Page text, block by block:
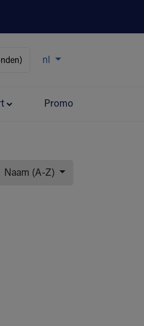
nl
Promo
Naam (A-Z)